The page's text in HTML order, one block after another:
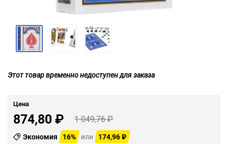
Этот товар временно недоступен для заказа
Цена
874,80₽ 1 049,76₽
Экономия 16% или 174,96₽